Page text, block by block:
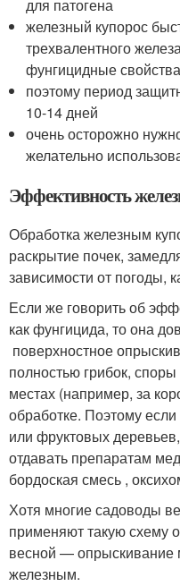
для патогена
железный купорос
трехвалентного
фунгицидные свойства
поэтому период
10-14 дней
очень осторожно
желательно
Эффективность
Обработка железным
раскрытие почек,
зависимости от погоды,
Если же говорить об
как фунгицида, то она
поверхностное
полностью грибок,
местах (например, за
обработке. Поэтому
или фруктовых
отдавать препаратам
бордоская смесь ,
Хотя многие садоводы
применяют такую схему
весной —
железным.